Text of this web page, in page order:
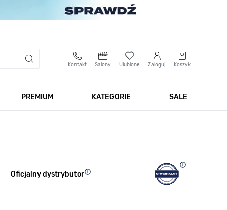
Kontakt Salony Ulubione Zaloguj Koszyk
PREMIUM
KATEGORIE
SALE
Oficjalny dystrybutor